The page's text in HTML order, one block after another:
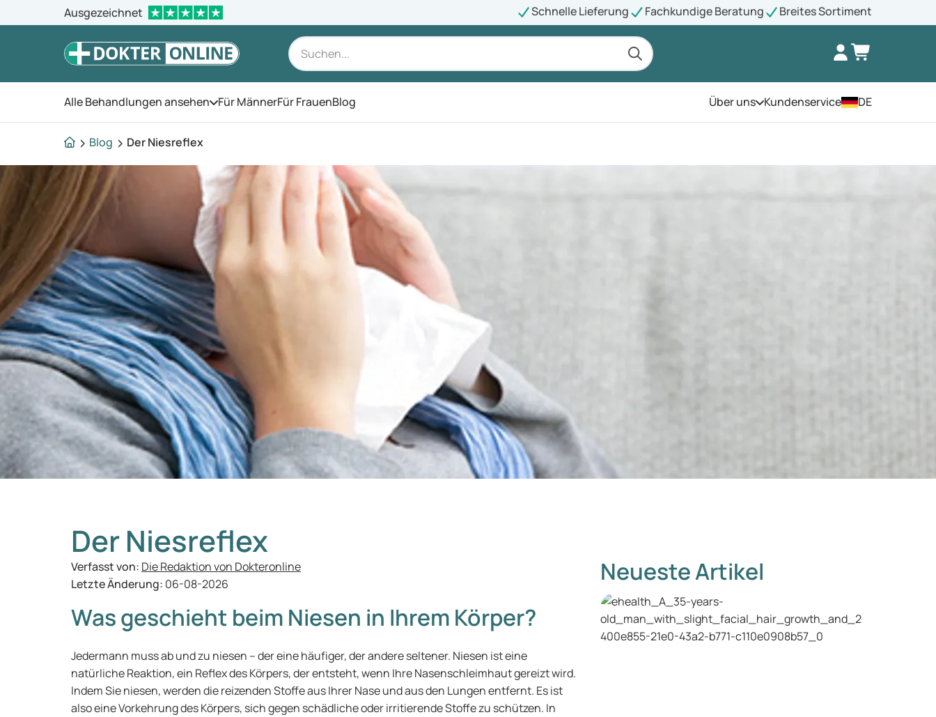
Ausgezeichnet Schnelle Lieferung Fachkundige Beratung Breites Sortiment
Alle Behandlungen ansehen Öffnen Sie das Menü
Für MännerFür FrauenBlog Über unsÖffnen Sie das Menü
Kundenservice DE
Blog Der Niesreflex
Der Niesreflex
Verfasst von: Die Redaktion von Dokteronline
Letzte Änderung: 06-08-2026
Was geschieht beim Niesen in Ihrem Körper?
Jedermann muss ab und zu niesen – der eine häufiger, der andere seltener. Niesen ist eine
natürliche Reaktion, ein Reflex des Körpers, der entsteht, wenn Ihre Nasenschleimhaut gereizt wird.
Indem Sie niesen, werden die reizenden Stoffe aus Ihrer Nase und aus den Lungen entfernt. Es ist
also eine Vorkehrung des Körpers, sich gegen schädliche oder irritierende Stoffe zu schützen. In
Neueste Artikel